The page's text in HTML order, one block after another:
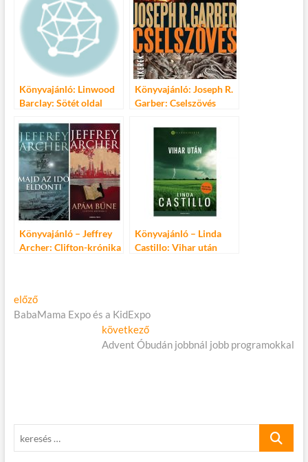
Könyvajánló: Linwood
Barclay: Sötét oldal
Könyvajánló: Joseph R.
Garber: Cselszövés
Könyvajánló – Jeffrey
Archer: Clifton-krónika
Könyvajánló – Linda
Castillo: Vihar után
Bejegyzés
navigáció
előzőElőző
cikk:
BabaMama Expo és a KidExpo
következőKövetkező
cikk:
Advent Óbudán jobbnál jobb programokkal
keresés